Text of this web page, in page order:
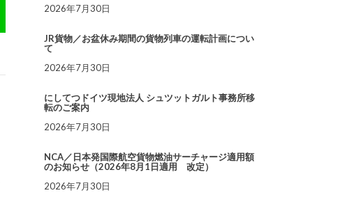
2026年7月30日
JR貨物／お盆休み期間の貨物列車の運転計画につい
て
2026年7月30日
にしてつドイツ現地法人 シュツットガルト事務所移
転のご案内
2026年7月30日
NCA／日本発国際航空貨物燃油サーチャージ適用額
のお知らせ（2026年8月1日適用 改定）
2026年7月30日